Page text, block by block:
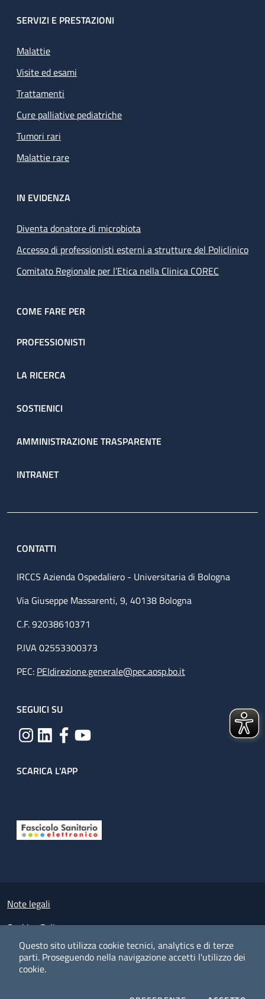
Questo sito utilizza cookie tecnici, analytics e di terze
parti. Proseguendo nella navigazione accetti l'utilizzo dei
cookie.
SERVIZI E PRESTAZIONI
Malattie
Visite ed esami
Trattamenti
Cure palliative pediatriche
Tumori rari
Malattie rare
IN EVIDENZA
Diventa donatore di microbiota
Accesso di professionisti esterni a strutture del Policlinico
Comitato Regionale per l’Etica nella Clinica COREC
COME FARE PER
PROFESSIONISTI
LA RICERCA
SOSTIENICI
AMMINISTRAZIONE TRASPARENTE
INTRANET
CONTATTI
IRCCS Azienda Ospedaliero - Universitaria di Bologna
Via Giuseppe Massarenti, 9, 40138 Bologna
C.F. 92038610371
P.IVA 02553300373
PEC: PEIdirezione.generale@pec.aosp.bo.it
SEGUICI SU
SCARICA L'APP
Small prints
Note legali
Cookies Policy
Policy privacy e protezione del dato personale
Albo pretorio on-line